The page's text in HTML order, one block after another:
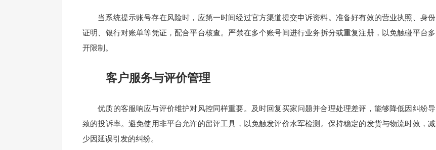
当系统提示账号存在风险时，应第一时间经过官方渠道提交申诉资料。准备好有效的营业执照、身份
证明、银行对账单等凭证，配合平台核查。严禁在多个账号间进行业务拆分或重复注册，以免触碰平台多
开限制。
客户服务与评价管理
优质的客服响应与评价维护对风控同样重要。及时回复买家问题并合理处理差评，能够降低因纠纷导
致的投诉率。避免使用非平台允许的留评工具，以免触发评价水军检测。保持稳定的发货与物流时效，减
少因延误引发的纠纷。